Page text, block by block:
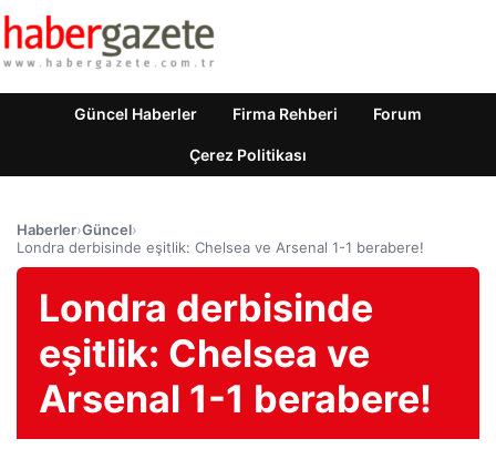
Güncel Haberler Firma Rehberi Forum
Çerez Politikası
Haberler›Güncel›
Londra derbisinde eşitlik: Chelsea ve Arsenal 1-1 berabere!
Londra derbisinde
eşitlik: Chelsea ve
Arsenal 1-1 berabere!